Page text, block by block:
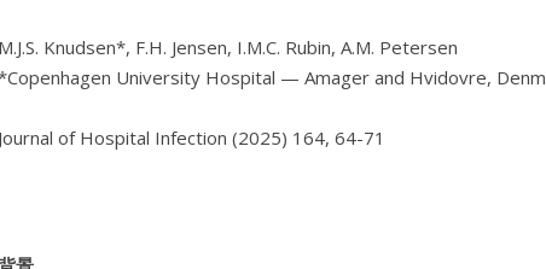
M.J.S. Knudsen*, F.H. Jensen, I.M.C. Rubin, A.M. Petersen
University Hospital — Amager and Hvidovre,
Journal of Hospital Infection (2025) 164, 64-71